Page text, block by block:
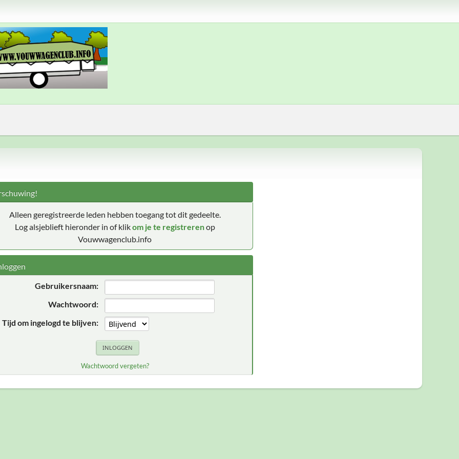
Alleen geregistreerde leden hebben toegang tot dit gedeelte.
Log alsjeblieft hieronder in of klikom je te registrerenop
Vouwwagenclub.info
Gebruikersnaam:
Wachtwoord:
Tijd om ingelogd te blijven:
Wachtwoord vergeten?